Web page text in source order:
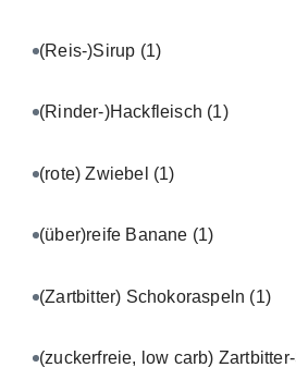
(Reis-)Sirup (1)
(Rinder-)Hackfleisch (1)
(rote) Zwiebel (1)
(über)reife Banane (1)
(Zartbitter) Schokoraspeln (1)
(zuckerfreie, low carb)